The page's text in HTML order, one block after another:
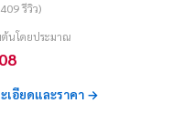
รีวิว)
ต้นโดยประมาณ
เอียดและราคา →